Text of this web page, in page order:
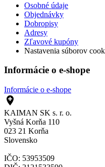
Osobné údaje
Objednávky
Dobropisy
Adresy
Zľavové kupóny
Nastavenia súborov
Informácie o e-shope
Informácie o e-shope

KAIMAN SK s. r. o.
Vyšná Korňa 110
023 21 Korňa
Slovensko
IČO: 53953509